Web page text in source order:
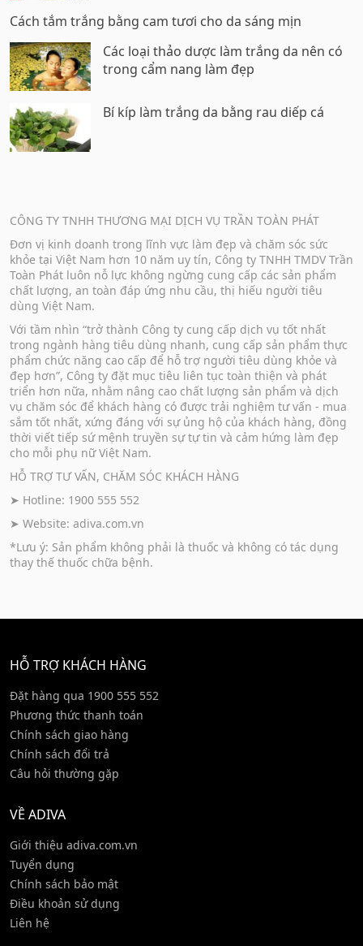
Cách tắm trắng bằng cam tươi cho da sáng mịn
Các loại thảo dược làm trắng da nên có
trong cẩm nang làm đẹp
Bí kíp làm trắng da bằng rau diếp cá
CÔNG TY TNHH THƯƠNG MẠI DỊCH VỤ TRẦN TOÀN PHÁT
Đơn vị kinh doanh trong lĩnh vực làm đẹp và chăm sóc sức
khỏe tại Việt Nam hơn 10 năm uy tín, Công ty TNHH TMDV Trần
Toàn Phát luôn nỗ lực không ngừng cung cấp các sản phẩm
chất lượng, an toàn đáp ứng nhu cầu, thị hiếu người tiêu
dùng Việt Nam.
Với tầm nhìn “trở thành Công ty cung cấp dịch vụ tốt nhất
trong ngành hàng tiêu dùng nhanh, cung cấp sản phẩm thực
phẩm chức năng cao cấp để hỗ trợ người tiêu dùng khỏe và
đẹp hơn”, Công ty đặt mục tiêu liên tục toàn thiện và phát
triển hơn nữa, nhằm nâng cao chất lượng sản phẩm và dịch
vụ chăm sóc để khách hàng có được trải nghiệm tư vấn - mua
sắm tốt nhất, xứng đáng với sự ủng hộ của khách hàng, đồng
thời viết tiếp sứ mệnh truyền sự tự tin và cảm hứng làm đẹp
cho mỗi phụ nữ Việt Nam.
HỖ TRỢ TƯ VẤN, CHĂM SÓC KHÁCH HÀNG
➤ Hotline: 1900 555 552
➤ Website: adiva.com.vn
*Lưu ý: Sản phẩm không phải là thuốc và không có tác dụng
thay thế thuốc chữa bệnh.
HỖ TRỢ KHÁCH HÀNG
Đặt hàng qua 1900 555 552
Phương thức thanh toán
Chính sách giao hàng
Chính sách đổi trả
Câu hỏi thường gặp
VỀ ADIVA
Giới thiệu adiva.com.vn
Tuyển dụng
Chính sách bảo mật
Điều khoản sử dụng
Liên hệ